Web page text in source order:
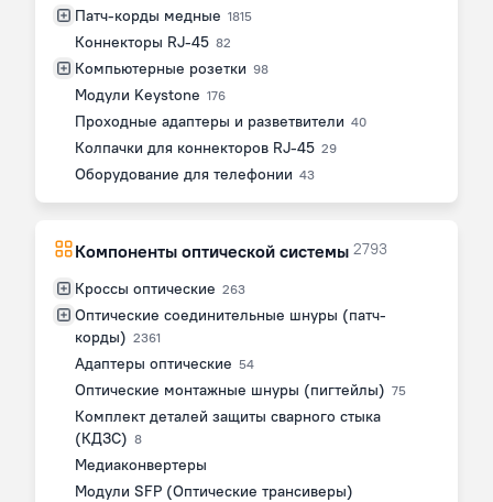
Патч-корды медные 1815
Коннекторы RJ-45 82
Компьютерные розетки 98
Модули Keystone 176
Проходные адаптеры и разветвители 40
Колпачки для коннекторов RJ-45 29
Оборудование для телефонии 43
Компоненты оптической системы 2793
Кроссы оптические 263
Оптические соединительные шнуры (патч-
корды) 2361
Адаптеры оптические 54
Оптические монтажные шнуры (пигтейлы) 75
Комплект деталей защиты сварного стыка
(КДЗС) 8
Медиаконвертеры
Модули SFP (Оптические трансиверы)